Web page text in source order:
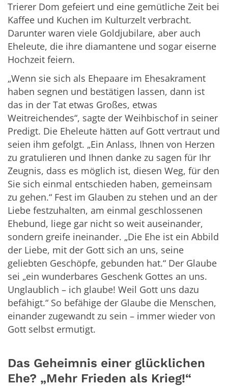
Trierer Dom gefeiert und eine gemütliche Zeit bei
Kaffee und Kuchen im Kulturzelt verbracht.
Darunter waren viele Goldjubilare, aber auch
Eheleute, die ihre diamantene und sogar eiserne
Hochzeit feiern.
„Wenn sie sich als Ehepaare im Ehesakrament
haben segnen und bestätigen lassen, dann ist
das in der Tat etwas Großes, etwas
Weitreichendes“, sagte der Weihbischof in seiner
Predigt. Die Eheleute hätten auf Gott vertraut und
seien ihm gefolgt. „Ein Anlass, Ihnen von Herzen
zu gratulieren und Ihnen danke zu sagen für Ihr
Zeugnis, dass es möglich ist, diesen Weg, für den
Sie sich einmal entschieden haben, gemeinsam
zu gehen.“ Fest im Glauben zu stehen und an der
Liebe festzuhalten, am einmal geschlossenen
Ehebund, liege gar nicht so weit auseinander,
sondern greife ineinander. „Die Ehe ist ein Abbild
der Liebe, mit der Gott sich an uns, seine
geliebten Geschöpfe, gebunden hat.“ Der Glaube
sei „ein wunderbares Geschenk Gottes an uns.
Unglaublich – ich glaube! Weil Gott uns dazu
befähigt.“ So befähige der Glaube die Menschen,
einander zugewandt zu sein – immer wieder von
Gott selbst ermutigt.
Das Geheimnis einer glücklichen
Ehe? „Mehr Frieden als Krieg!“